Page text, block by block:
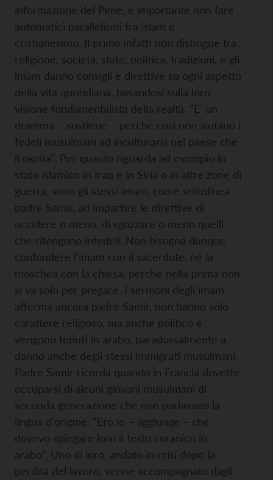
informazione del Pime, è importante non fare
automatici parallelismi tra islam e
cristianesimo. Il primo infatti non distingue tra
religione, società, stato, politica, tradizioni, e gli
imam danno consigli e direttive su ogni aspetto
della vita quotidiana, basandosi sulla loro
visione fondamentalista della realtà. “E' un
dramma – sostiene – perché così non aiutano i
fedeli musulmani ad inculturarsi nel paese che
li ospita”. Per quanto riguarda ad esempio lo
stato islamico in Iraq e in Siria o in altre zone di
guerra, sono gli stessi imam, come sottolinea
padre Samir, ad impartire le direttive di
uccidere o meno, di sgozzare o meno quelli
che ritengono infedeli. Non bisogna dunque
confondere l'imam con il sacerdote, né la
moschea con la chiesa, perché nella prima non
si va solo per pregare. I sermoni degli imam,
afferma ancora padre Samir, non hanno solo
carattere religioso, ma anche politico e
vengono tenuti in arabo, paradossalmente a
danno anche degli stessi immigrati musulmani.
Padre Samir ricorda quando in Francia dovette
occuparsi di alcuni giovani musulmani di
seconda generazione che non parlavano la
lingua d'origine. “Ero io – aggiunge – che
dovevo spiegare loro il testo coranico in
arabo”. Uno di loro, andato in crisi dopo la
perdita del lavoro, venne accompagnato dagli